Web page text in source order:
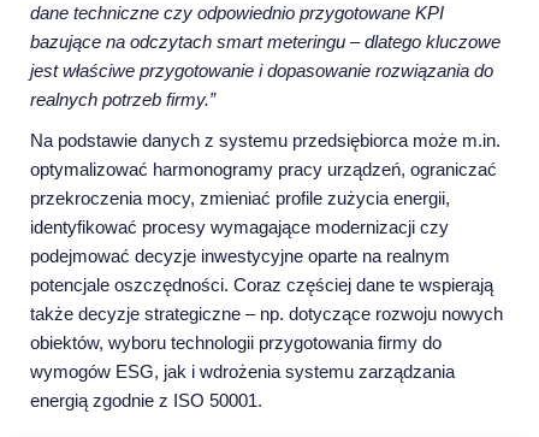
dane techniczne czy odpowiednio przygotowane KPI
bazujące na odczytach smart meteringu – dlatego kluczowe
jest właściwe przygotowanie i dopasowanie rozwiązania do
realnych potrzeb firmy.”
Na podstawie danych z systemu przedsiębiorca może m.in.
optymalizować harmonogramy pracy urządzeń, ograniczać
przekroczenia mocy, zmieniać profile zużycia energii,
identyfikować procesy wymagające modernizacji czy
podejmować decyzje inwestycyjne oparte na realnym
potencjale oszczędności. Coraz częściej dane te wspierają
także decyzje strategiczne – np. dotyczące rozwoju nowych
obiektów, wyboru technologii przygotowania firmy do
wymogów ESG, jak i wdrożenia systemu zarządzania
energią zgodnie z ISO 50001.